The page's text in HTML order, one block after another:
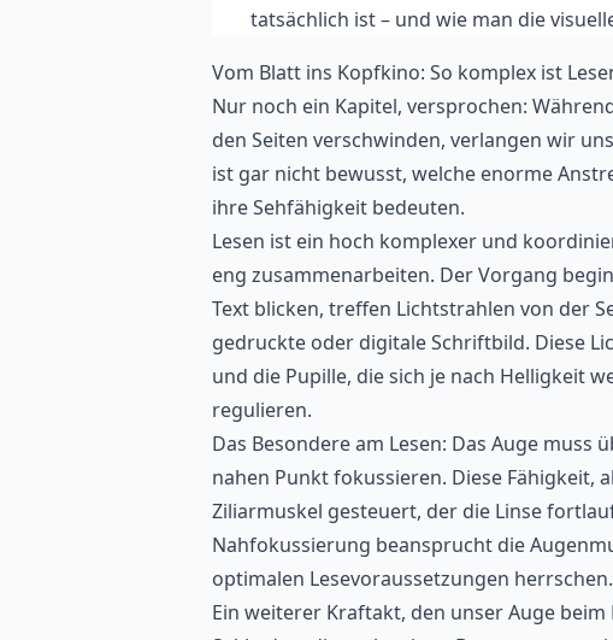
tatsächlich ist – und wie man die
Vom Blatt ins Kopfkino: So komplex ist
Nur noch ein Kapitel, versprochen:
den Seiten verschwinden, verlangen wir
ist gar nicht bewusst, welche enorme
ihre Sehfähigkeit bedeuten.
Lesen ist ein hoch komplexer und
eng zusammenarbeiten. Der Vorgang
Text blicken, treffen Lichtstrahlen von der
gedruckte oder digitale Schriftbild. Diese
und die Pupille, die sich je nach Helligkeit
regulieren.
Das Besondere am Lesen: Das Auge
nahen Punkt fokussieren. Diese Fähigkeit,
Ziliarmuskel gesteuert, der die Linse
Nahfokussierung beansprucht die
optimalen Lesevoraussetzungen herrschen.
Ein weiterer Kraftakt, den unser Auge